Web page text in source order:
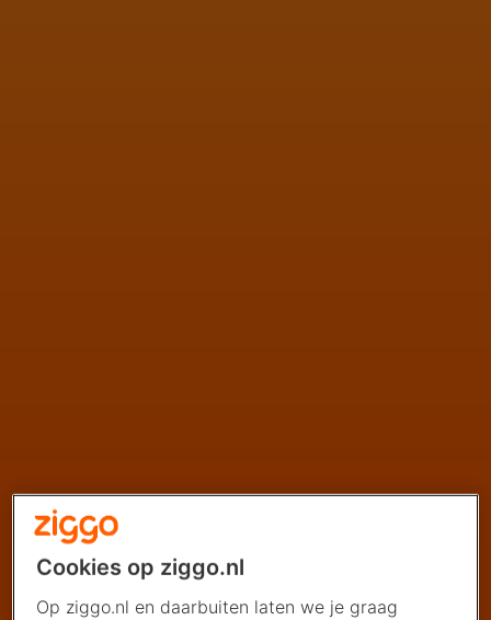
Cookies op ziggo.nl
Op ziggo.nl en daarbuiten laten we je graag